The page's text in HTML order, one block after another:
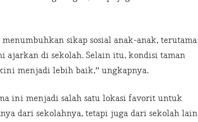
sikap sosial anak-anak, terutama
ajarkan di sekolah. Selain itu, kondisi taman
menjadi lebih baik,” ungkapnya.
ini menjadi salah satu lokasi favorit untuk
dari sekolahnya, tetapi juga dari sekolah lain